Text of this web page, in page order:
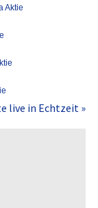
Aktie
live in Echtzeit »